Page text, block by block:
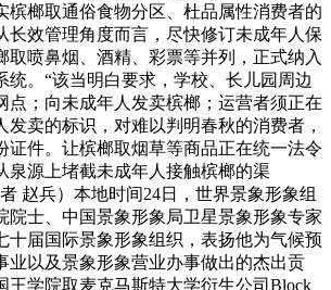
槟榔取通俗食物分区、杜品属性消费者的
长效管理角度而言，尽快修订未成年人保
取喷鼻烟、酒精、彩票等并列，正式纳入
统。“该当明白要求，学校、长儿园周边
点；向未成年人发卖槟榔；运营者须正在
发卖的标识，对难以判明春秋的消费者，
证件。让槟榔取烟草等商品正在统一法令
泉源上堵截未成年人接触槟榔的渠
赵兵）本地时间24日，世界景象形象组
院士、中国景象形象局卫星景象形象专家
十届国际景象形象组织，表扬他为气候预
业以及景象形象营业办事做出的杰出贡
王学院取麦克马斯特大学衍生公司Block